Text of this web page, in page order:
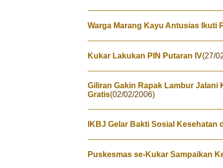
Warga Marang Kayu Antusias Ikuti
Kukar Lakukan PIN Putaran IV(27/
Giliran Gakin Rapak Lambur Jalani
Gratis(02/02/2006)
IKBJ Gelar Bakti Sosial Kesehatan
Puskesmas se-Kukar Sampaikan